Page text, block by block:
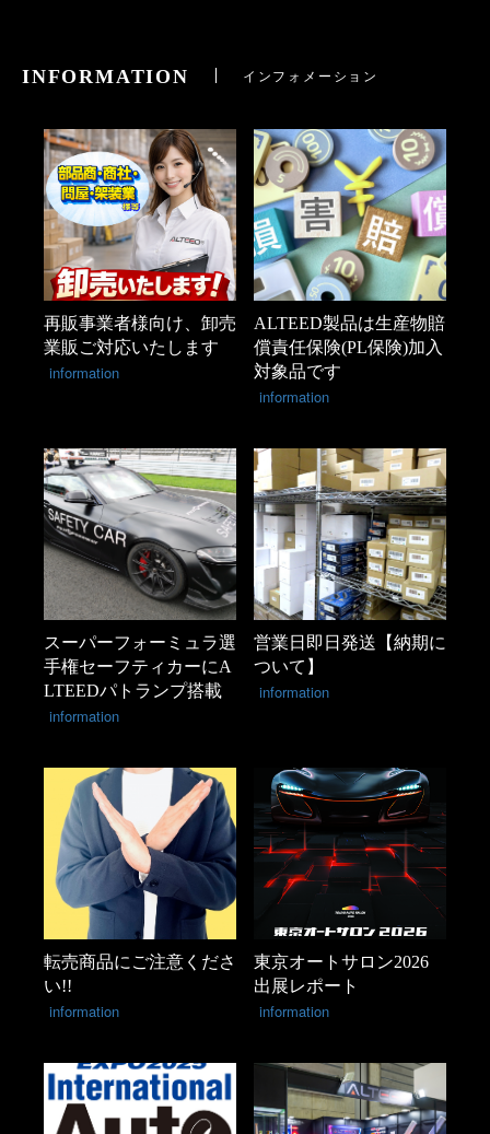
INFORMATION インフォメーション
再販事業者様向け、卸売
業販ご対応いたします
information
ALTEED製品は生産物賠
償責任保険(PL保険)加入
対象品です
information
スーパーフォーミュラ選
手権セーフティカーにA
LTEEDパトランプ搭載
information
営業日即日発送【納期に
ついて】
information
転売商品にご注意くださ
い!!
information
東京オートサロン2026
出展レポート
information